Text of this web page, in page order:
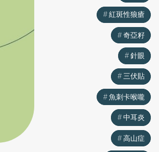
紅斑性狼瘡
奇亞籽
針眼
三伏貼
魚刺卡喉嚨
中耳炎
高山症
紅斑性狼瘡
奇亞籽
針眼
三伏貼
魚刺卡喉嚨
中耳炎
高山症